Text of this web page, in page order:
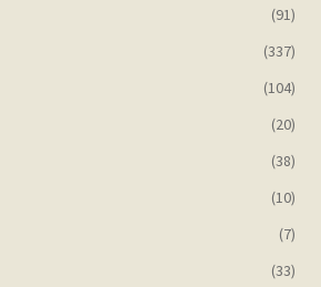
(91)
(337)
(104)
(20)
(38)
(10)
(7)
(33)